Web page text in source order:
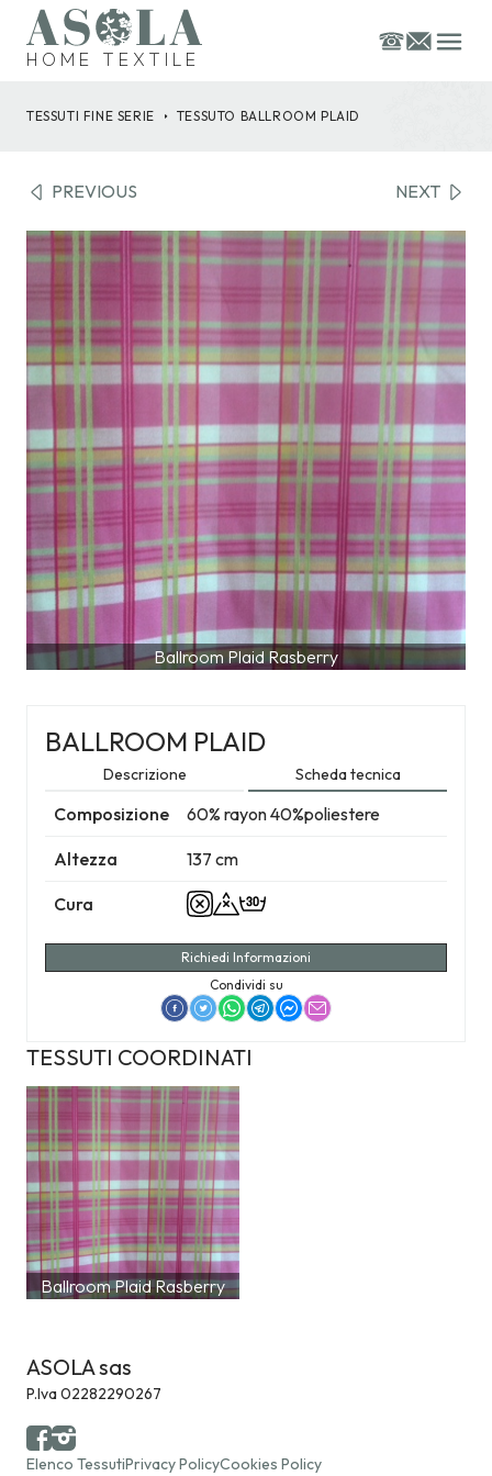
HOME TEXTILE
TESSUTI FINE SERIE TESSUTO BALLROOM PLAID
PREVIOUS NEXT
Ballroom Plaid Rasberry
BALLROOM PLAID
Descrizione Scheda tecnica
Composizione 60% rayon 40%poliestere
Altezza 137 cm
Cura
Richiedi Informazioni
Condividi su
TESSUTI COORDINATI
Ballroom Plaid Rasberry
ASOLA sas
P.Iva 02282290267
Elenco TessutiPrivacy PolicyCookies Policy